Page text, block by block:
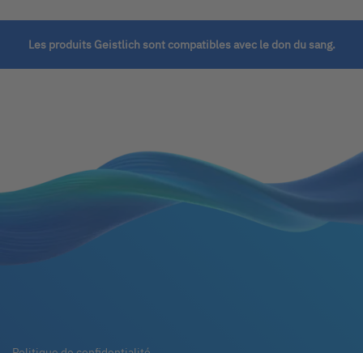
Les produits Geistlich sont compatibles avec le don du sang.